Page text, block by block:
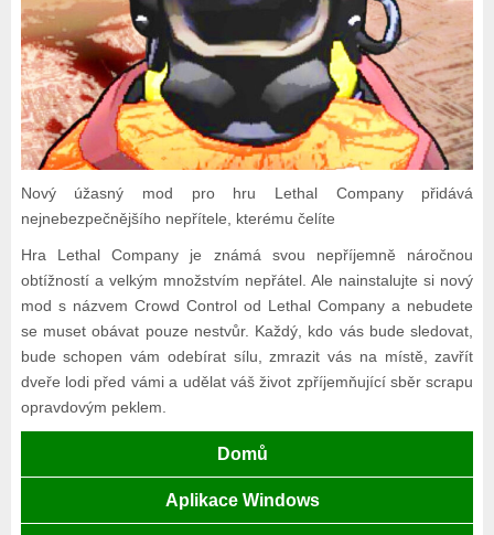
Nový úžasný mod pro hru Lethal Company přidává
nejnebezpečnějšího nepřítele, kterému čelíte
Hra Lethal Company je známá svou nepříjemně náročnou
obtížností a velkým množstvím nepřátel. Ale nainstalujte si nový
mod s názvem Crowd Control od Lethal Company a nebudete
se muset obávat pouze nestvůr. Každý, kdo vás bude sledovat,
bude schopen vám odebírat sílu, zmrazit vás na místě, zavřít
dveře lodi před vámi a udělat váš život zpříjemňující sběr scrapu
opravdovým peklem.
Domů
Aplikace Windows